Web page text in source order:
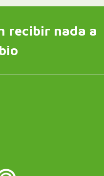
recibir nada a